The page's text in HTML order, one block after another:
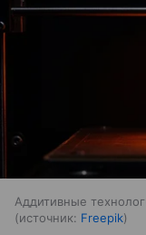
Аддитивные
источник: Freepik